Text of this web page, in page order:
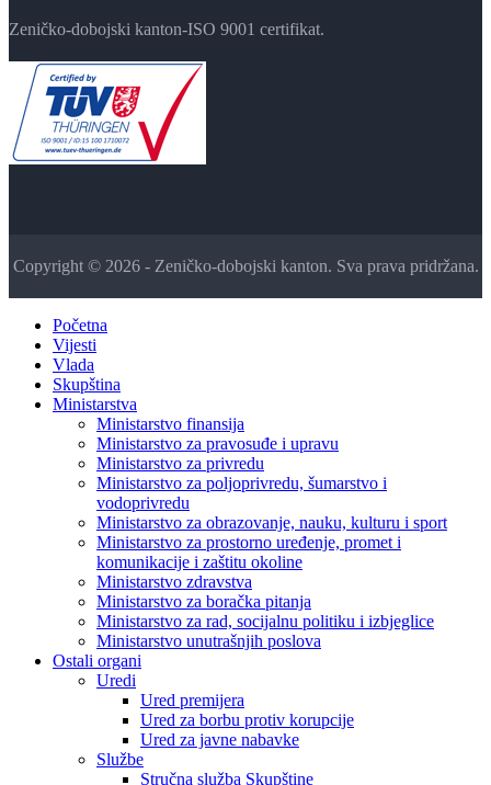
Zeničko-dobojski kanton-ISO 9001 certifikat.
Copyright © 2026 - Zeničko-dobojski kanton. Sva prava pridržana.
Početna
Vijesti
Vlada
Skupština
Ministarstva
Ministarstvo finansija
Ministarstvo za pravosuđe i upravu
Ministarstvo za privredu
Ministarstvo za poljoprivredu, šumarstvo i
vodoprivredu
Ministarstvo za obrazovanje, nauku, kulturu i sport
Ministarstvo za prostorno uređenje, promet i
komunikacije i zaštitu okoline
Ministarstvo zdravstva
Ministarstvo za boračka pitanja
Ministarstvo za rad, socijalnu politiku i izbjeglice
Ministarstvo unutrašnjih poslova
Ostali organi
Uredi
Ured premijera
Ured za borbu protiv korupcije
Ured za javne nabavke
Službe
Stručna služba Skupštine